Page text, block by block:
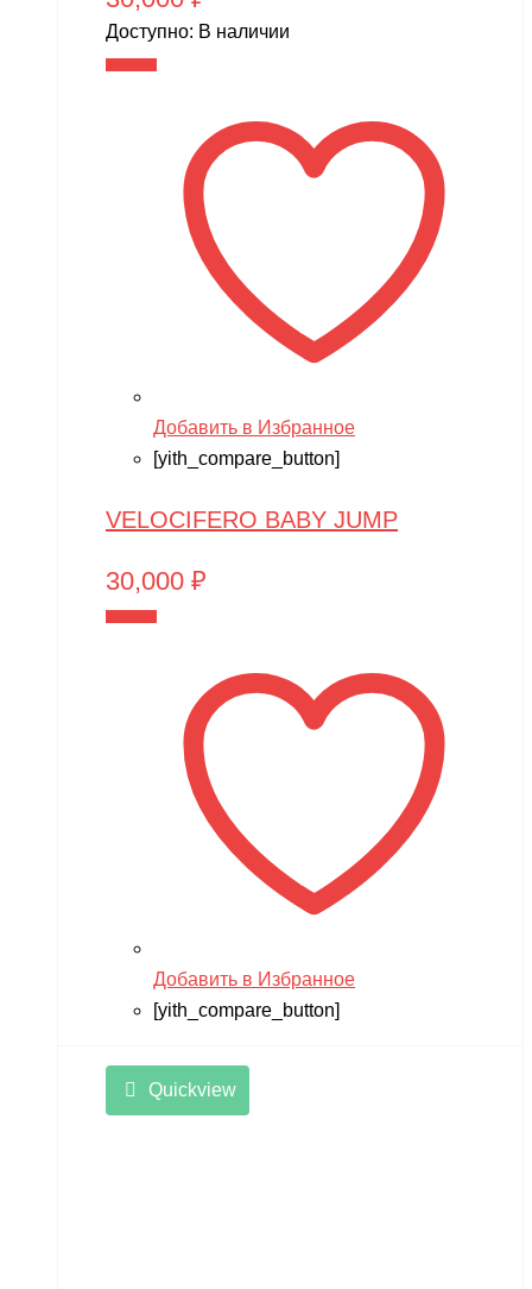
Доступно: В наличии
Добавить в Избранное
[yith_compare_button]
VELOCIFERO BABY JUMP
30,000 ₽
Добавить в Избранное
[yith_compare_button]
Quickview